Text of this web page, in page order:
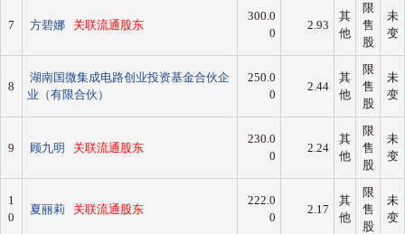
7 方碧娜 关联流通股东
300.0
0
2.93
其
他
限
售
股
未
变
8
湖南国微集成电路创业投资基金合伙企
业（有限合伙）
250.0
0
2.44
其
他
限
售
股
未
变
9 顾九明 关联流通股东
230.0
0
2.24
其
他
限
售
股
未
变
1
0
夏丽莉 关联流通股东
222.0
0
2.17
其
他
限
售
股
未
变